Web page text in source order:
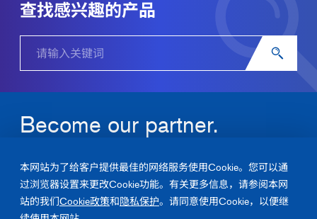
查找感兴趣的产品
Become our partner.
咨询
本网站为了给客户提供最佳的网络服务使用Cookie。您可以通
过浏览器设置来更改Cookie功能。有关更多信息，请参阅本网
站的我们Cookie政策和隐私保护。请同意使用Cookie，以便继